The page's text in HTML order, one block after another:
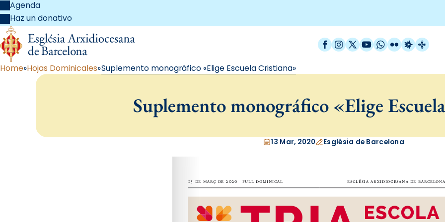
Agenda
Haz un donativo
Facebook
Instagram
X / Twitter
YouTube
WhatsApp
FlickrRadio
Home Hojas Dominicales Suplemento monográfico «Elige Escuela Cristiana»
Suplemento monográfico «Elige
13 Mar, 2020 Església de Barcelona